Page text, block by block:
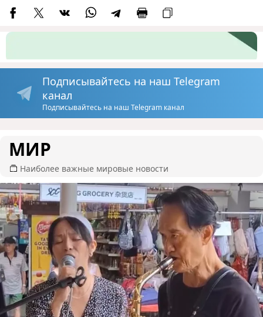
Подписывайтесь на наш Telegram
канал
Подписывайтесь на наш Telegram канал
МИР
Наиболее важные мировые новости